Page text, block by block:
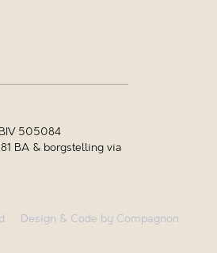
505084
BA & borgstelling via
Design & Code by Compagnon